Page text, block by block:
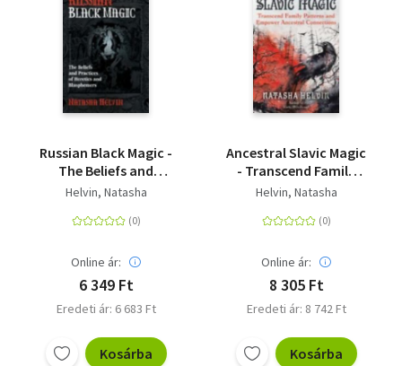
Természettudomány
Történelem
Russian Black Magic -
The Beliefs and
Practices of Heretics
Helvin, Natasha
Online ár:
6 349 Ft
Eredeti ár: 6 683 Ft
Kosárba
Ancestral Slavic Magic
- Transcend Family
Patterns and Empower
Helvin, Natasha
Online ár:
8 305 Ft
Eredeti ár: 8 742 Ft
Kosárba